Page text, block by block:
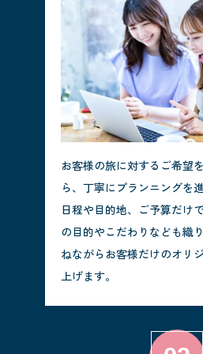
お客様の旅に対するご希望
ら、丁寧にプランニングを
日程や目的地、ご予算だけ
の目的やこだわりなども織
ねながらお客様だけのオリ
上げます。